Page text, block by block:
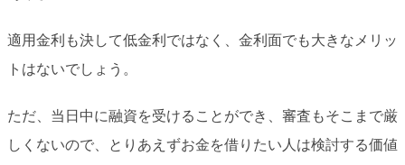
適用金利も決して低金利ではなく、金利面でも大きなメリッ
トはないでしょう。
ただ、当日中に融資を受けることができ、審査もそこまで厳
しくないので、とりあえずお金を借りたい人は検討する価値